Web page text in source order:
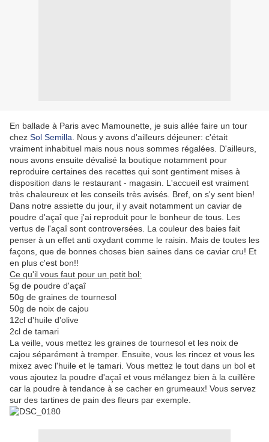
En ballade à Paris avec Mamounette, je suis allée faire un tour
chez Sol Semilla . Nous y avons d'ailleurs déjeuner: c'était
vraiment inhabituel mais nous nous sommes régalées. D'ailleurs,
nous avons ensuite dévalisé la boutique notamment pour
reproduire certaines des recettes qui sont gentiment mises à
disposition dans le restaurant - magasin. L'accueil est vraiment
très chaleureux et les conseils très avisés. Bref, on s'y sent bien!
Dans notre assiette du jour, il y avait notamment un caviar de
poudre d'açaî que j'ai reproduit pour le bonheur de tous. Les
vertus de l'açaî sont controversées. La couleur des baies fait
penser à un effet anti oxydant comme le raisin. Mais de toutes les
façons, que de bonnes choses bien saines dans ce caviar cru! Et
en plus c'est bon!!
Ce qu'il vous faut pour un petit bol:
5g de poudre d'açaî
50g de graines de tournesol
50g de noix de cajou
12cl d'huile d'olive
2cl de tamari
La veille, vous mettez les graines de tournesol et les noix de
cajou séparément à tremper. Ensuite, vous les rincez et vous les
mixez avec l'huile et le tamari. Vous mettez le tout dans un bol et
vous ajoutez la poudre d'açaî et vous mélangez bien à la cuillère
car la poudre à tendance à se cacher en grumeaux! Vous servez
sur des tartines de pain des fleurs par exemple.